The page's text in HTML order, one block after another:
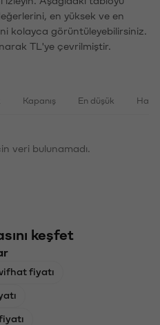
en yüksek ve en
kolayca görüntüleyebilirsiniz.
TL'ye çevrilmiştir.
Kapanış En düşük
veri bulunamadı.
keşfet
fiyatı